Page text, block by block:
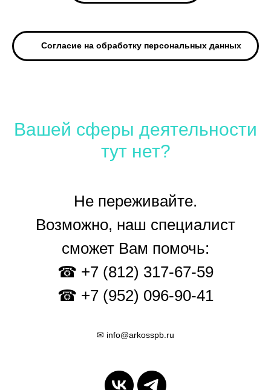
Согласие на обработку персональных данных
Вашей сферы деятельности
тут нет?
Не переживайте.
Возможно, наш специалист
сможет Вам помочь:
☎ +7 (812) 317-67-59
☎ +7 (952) 096-90-41
✉ info@arkosspb.ru